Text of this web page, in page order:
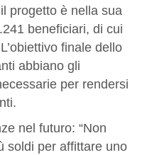
progetto è nella sua
beneficiari, di cui
finale dello
abbiano gli
per rendersi
nel futuro: “Non
soldi per affittare uno